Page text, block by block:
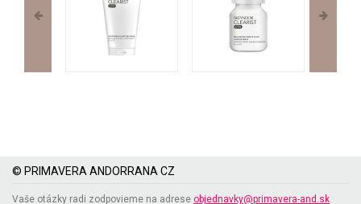
© PRIMAVERA ANDORRANA CZ
Vaše otázky radi zodpovieme na adrese objednavky@primavera-and.sk